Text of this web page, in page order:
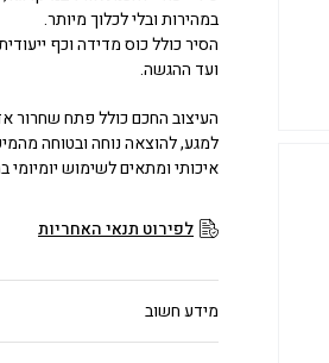
במהירות ובלי לכלוך מיותר.
הסיר כולל כוס מדידה וכף
ועד ההגשה.
העיצוב החכם כולל פתח שחרור
למגע, להוצאה נוחה ובטוחה
איכותי ומתאים לשימוש יומיומי
לפירוט תנאי האחריות
מידע חשוב